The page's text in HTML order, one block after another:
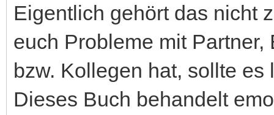
Eigentlich gehört das nicht
euch Probleme mit
bzw. Kollegen hat, sollte es
Dieses Buch behandelt